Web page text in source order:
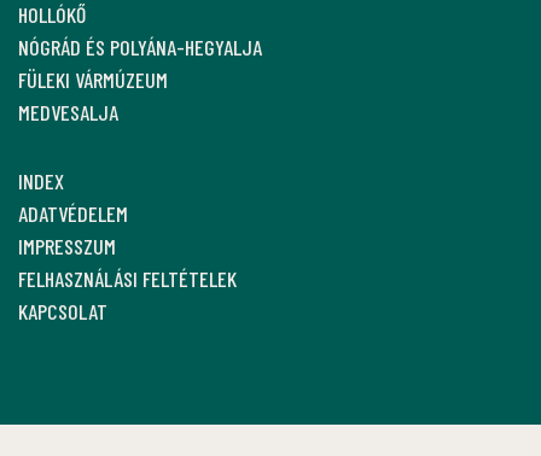
HOLLÓKŐ
NÓGRÁD ÉS POLYÁNA-HEGYALJA
FÜLEKI VÁRMÚZEUM
MEDVESALJA
INDEX
ADATVÉDELEM
IMPRESSZUM
FELHASZNÁLÁSI FELTÉTELEK
KAPCSOLAT